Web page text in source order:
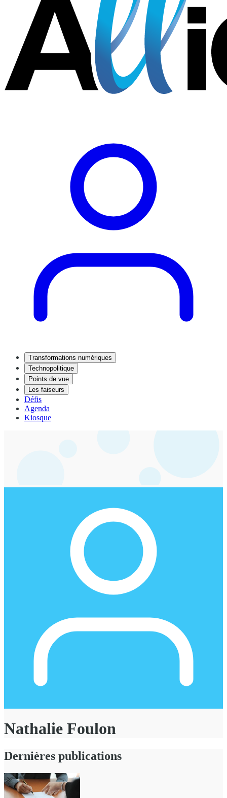
Transformations numériques
Technopolitique
Points de vue
Les faiseurs
Défis
Agenda
Kiosque
Nathalie Foulon
Dernières publications